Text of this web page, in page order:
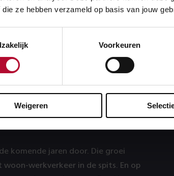
ze hebben verzameld op basis van jouw
Voorkeuren
Weigeren
komende jaren door. Die groei
werkverkeer in de spits. En op